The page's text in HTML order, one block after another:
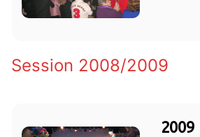
Session 2008/2009
2009